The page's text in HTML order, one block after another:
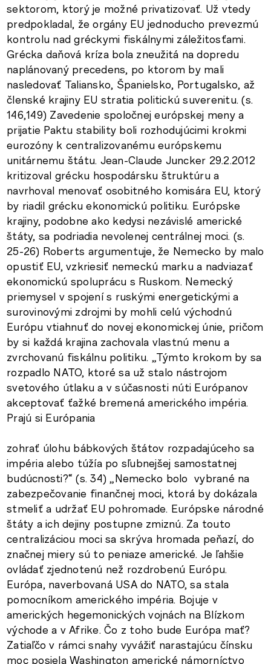
sektorom, ktorý je možné privatizovať. Už vtedy
predpokladal, že orgány EU jednoducho prevezmú
kontrolu nad gréckymi fiskálnymi záležitosťami.
Grécka daňová kríza bola zneužitá na dopredu
naplánovaný precedens, po ktorom by mali
nasledovať Taliansko, Španielsko, Portugalsko, až
členské krajiny EU stratia politickú suverenitu. (s.
146,149) Zavedenie spoločnej európskej meny a
prijatie Paktu stability boli rozhodujúcimi krokmi
eurozóny k centralizovanému európskemu
unitárnemu štátu. Jean-Claude Juncker 29.2.2012
kritizoval grécku hospodársku štruktúru a
navrhoval menovať osobitného komisára EU, ktorý
by riadil grécku ekonomickú politiku. Európske
krajiny, podobne ako kedysi nezávislé americké
štáty, sa podriadia nevolenej centrálnej moci. (s.
25-26) Roberts argumentuje, že Nemecko by malo
opustiť EU, vzkriesiť nemeckú marku a nadviazať
ekonomickú spoluprácu s Ruskom. Nemecký
priemysel v spojení s ruskými energetickými a
surovinovými zdrojmi by mohli celú východnú
Európu vtiahnuť do novej ekonomickej únie, pričom
by si každá krajina zachovala vlastnú menu a
zvrchovanú fiskálnu politiku. „Týmto krokom by sa
rozpadlo NATO, ktoré sa už stalo nástrojom
svetového útlaku a v súčasnosti núti Európanov
akceptovať ťažké bremená amerického impéria.
Prajú si Európania
zohrať úlohu bábkových štátov rozpadajúceho sa
impéria alebo túžía po sľubnejšej samostatnej
budúcnosti?“ (s. 34) „Nemecko bolo vybrané na
zabezpečovanie finančnej moci, ktorá by dokázala
stmeliť a udržať EU pohromade. Európske národné
štáty a ich dejiny postupne zmiznú. Za touto
centralizáciou moci sa skrýva hromada peňazí, do
značnej miery sú to peniaze americké. Je ľahšie
ovládať zjednotenú než rozdrobenú Európu.
Európa, naverbovaná USA do NATO, sa stala
pomocníkom amerického impéria. Bojuje v
amerických hegemonických vojnách na Blízkom
východe a v Afrike. Čo z toho bude Európa mať?
Zatiaľčo v rámci snahy vyvážiť narastajúcu čínsku
moc posiela Washington americké námorníctvo